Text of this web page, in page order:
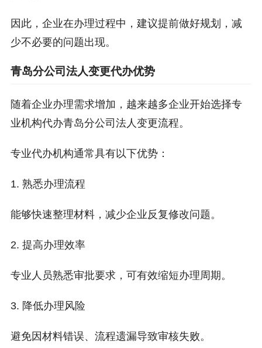
因此，企业在办理过程中，建议提前做好规划，减
少不必要的问题出现。
青岛分公司法人变更代办优势
随着企业办理需求增加，越来越多企业开始选择专
业机构代办青岛分公司法人变更流程。
专业代办机构通常具有以下优势：
1. 熟悉办理流程
能够快速整理材料，减少企业反复修改问题。
2. 提高办理效率
专业人员熟悉审批要求，可有效缩短办理周期。
3. 降低办理风险
避免因材料错误、流程遗漏导致审核失败。